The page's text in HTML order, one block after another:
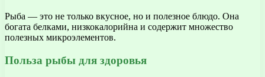
Рыба — это не только вкусное, но и полезное блюдо. Она
богата белками, низкокалорийна и содержит множество
полезных микроэлементов.
Польза рыбы для здоровья